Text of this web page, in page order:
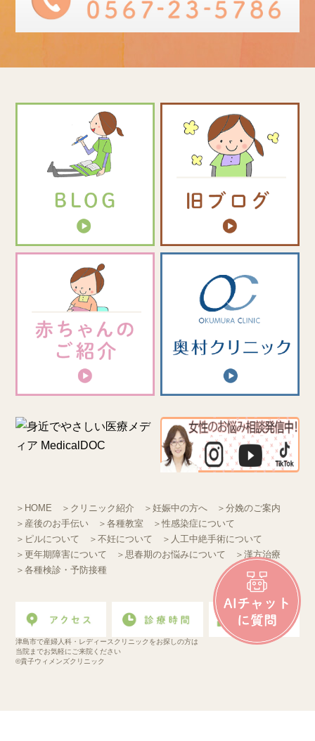
＞HOME ＞クリニック紹介 ＞妊娠中の方へ
＞分娩のご案内
＞産後のお手伝い
＞各種教室
＞性感染症について
＞ピルについて
＞不妊について
＞人工中絶手術について
＞更年期障害について
＞思春期のお悩みについて
＞漢方治療
＞各種検診・予防接種
津島市で産婦人科・レディースクリニックをお探しの方は
当院までお気軽にご来院ください
©貴子ウィメンズクリニック